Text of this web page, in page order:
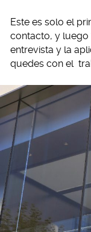
Este es solo el
contacto, y luego
entrevista y la
quedes con el